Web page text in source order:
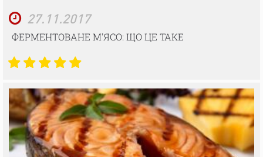
27.11.2017
ФЕРМЕНТОВАНЕ М'ЯСО: ЩО ЦЕ ТАКЕ